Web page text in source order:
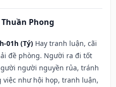
Phong
01h (Tý) Hay tranh luận, cãi
đề phòng. Người ra đi tốt
người nguyền rủa, tránh
như hội họp, tranh luận,